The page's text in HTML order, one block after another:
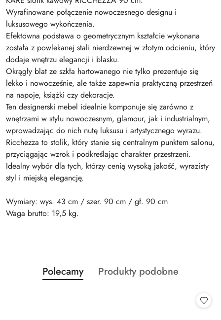
Wyrafinowane połączenie nowoczesnego designu i
luksusowego wykończenia.
Efektowna podstawa o geometrycznym kształcie wykonana
została z powlekanej stali nierdzewnej w złotym odcieniu, który
dodaje wnętrzu elegancji i blasku.
Okrągły blat ze szkła hartowanego nie tylko prezentuje się
lekko i nowocześnie, ale także zapewnia praktyczną przestrzeń
na napoje, książki czy dekoracje.
Ten designerski mebel idealnie komponuje się zarówno z
wnętrzami w stylu nowoczesnym, glamour, jak i industrialnym,
wprowadzając do nich nutę luksusu i artystycznego wyrazu.
Ricchezza to stolik, który stanie się centralnym punktem salonu,
przyciągając wzrok i podkreślając charakter przestrzeni.
Idealny wybór dla tych, którzy cenią wysoką jakość, wyrazisty
styl i miejską elegancję.
Wymiary: wys. 43 cm / szer. 90 cm / gł. 90 cm
Waga brutto: 19,5 kg.
Pomiń karuzelę produktów
Produkty
o
Polecamy
Produkty
Produkty podobne